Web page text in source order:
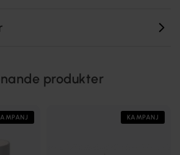
produkter
KAMPANJ